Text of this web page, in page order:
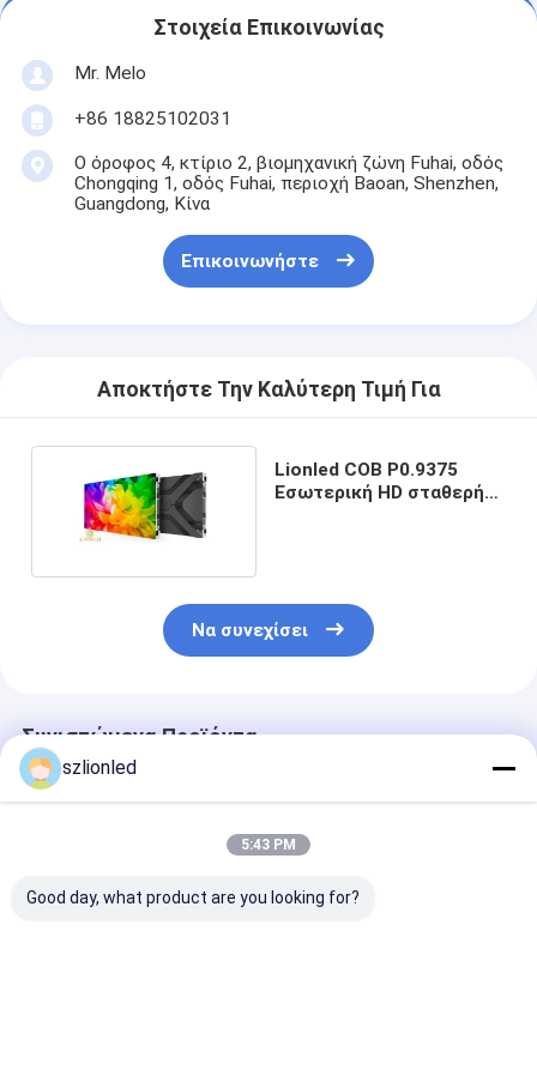
Στοιχεία Επικοινωνίας
Mr. Melo
+86 18825102031
Ο όροφος 4, κτίριο 2, βιομηχανική ζώνη Fuhai, οδός
Chongqing 1, οδός Fuhai, περιοχή Baoan, Shenzhen,
Guangdong, Κίνα
Επικοινωνήστε
Αποκτήστε Την Καλύτερη Τιμή Για
Lionled COB P0.9375
Εσωτερική HD σταθερή
Να συνεχίσει
Συνιστώμενα Προϊόντα
szlionled
5:43 PM
Good day, what product are you looking for?